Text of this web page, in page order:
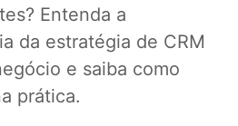
Entenda a
da estratégia de CRM
e saiba como
prática.